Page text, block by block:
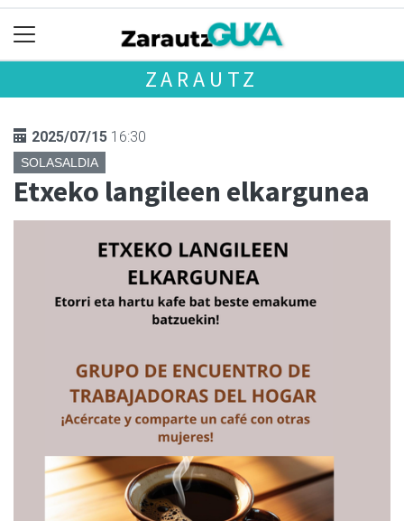
ZARAUTZ
2025/07/15 16:30
SOLASALDIA
Etxeko langileen elkargunea